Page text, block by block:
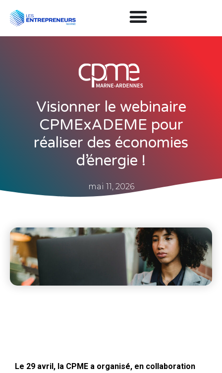
Visionner le webinaire
CPMExADEME pour
réaliser des économies
d’énergie !
mai 11, 2026
Le 29 avril, la CPME a organisé, en collaboration